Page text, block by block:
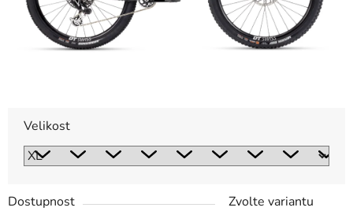
Velikost
Dostupnost
Zvolte variantu